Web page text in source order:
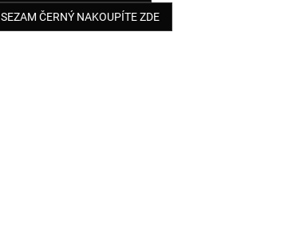
SEZAM ČERNÝ NAKOUPÍTE ZDE